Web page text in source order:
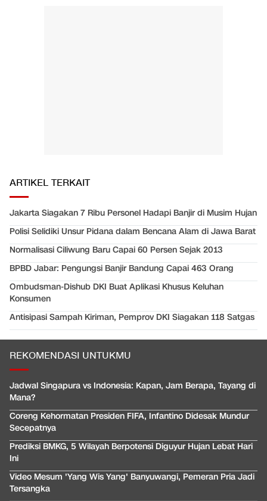
ARTIKEL TERKAIT
Jakarta Siagakan 7 Ribu Personel Hadapi Banjir di Musim Hujan
Polisi Selidiki Unsur Pidana dalam Bencana Alam di Jawa Barat
Normalisasi Ciliwung Baru Capai 60 Persen Sejak 2013
BPBD Jabar: Pengungsi Banjir Bandung Capai 463 Orang
Ombudsman-Dishub DKI Buat Aplikasi Khusus Keluhan
Konsumen
Antisipasi Sampah Kiriman, Pemprov DKI Siagakan 118 Satgas
REKOMENDASI UNTUKMU
Jadwal Singapura vs Indonesia: Kapan, Jam Berapa, Tayang di
Mana?
Coreng Kehormatan Presiden FIFA, Infantino Didesak Mundur
Secepatnya
Prediksi BMKG, 5 Wilayah Berpotensi Diguyur Hujan Lebat Hari
Ini
Video Mesum 'Yang Wis Yang' Banyuwangi, Pemeran Pria Jadi
Tersangka